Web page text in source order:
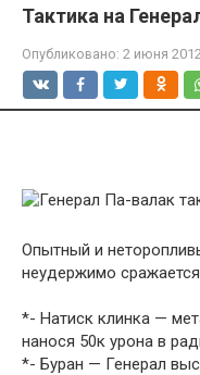
Тактика на
Опубликовано: 2 июня
Опытный и
неудержимо
*- Натиск клинка —
нанося 50к урона в
*- Буран — Генерал